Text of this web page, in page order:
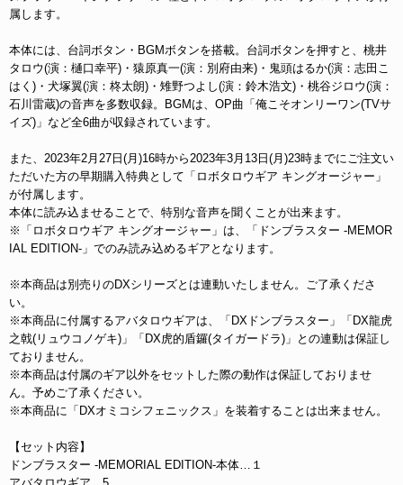
属します。
本体には、台詞ボタン・BGMボタンを搭載。台詞ボタンを押すと、桃井
タロウ(演：樋口幸平)・猿原真一(演：別府由来)・鬼頭はるか(演：志田こ
はく)・犬塚翼(演：柊太朗)・雉野つよし(演：鈴木浩文)・桃谷ジロウ(演：
石川雷蔵)の音声を多数収録。BGMは、OP曲「俺こそオンリーワン(TVサ
イズ)」など全6曲が収録されています。
また、2023年2月27日(月)16時から2023年3月13日(月)23時までにご注文い
ただいた方の早期購入特典として「ロボタロウギア キングオージャー」
が付属します。
本体に読み込ませることで、特別な音声を聞くことが出来ます。
※「ロボタロウギア キングオージャー」は、「ドンブラスター -MEMOR
IAL EDITION-」でのみ読み込めるギアとなります。
※本商品は別売りのDXシリーズとは連動いたしません。ご了承くださ
い。
※本商品に付属するアバタロウギアは、「DXドンブラスター」「DX龍虎
之戟(リュウコノゲキ)」「DX虎的盾鑼(タイガードラ)」との連動は保証し
ておりません。
※本商品は付属のギア以外をセットした際の動作は保証しておりませ
ん。予めご了承ください。
※本商品に「DXオミコシフェニックス」を装着することは出来ません。
【セット内容】
ドンブラスター -MEMORIAL EDITION-本体…１